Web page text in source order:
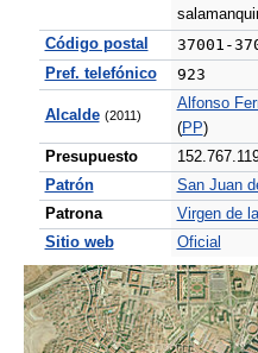
Código postal 37001-
Pref. telefónico 923
Alcalde (2011)
Alfonso
(PP)
Presupuesto
Patrón
San Juan
Patrona
Virgen de
Sitio web
Oficial